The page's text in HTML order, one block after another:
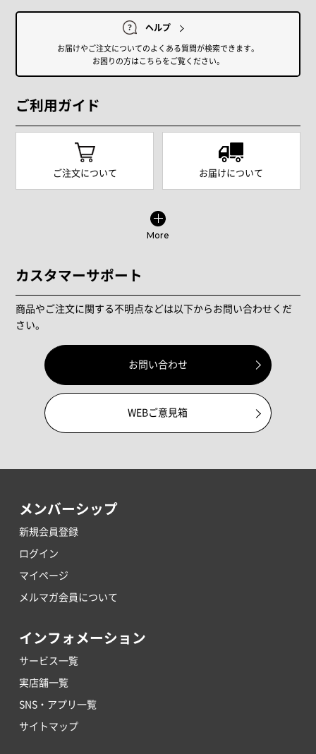
ヘルプ
お届けやご注文についてのよくある質問が検索できます。
お困りの方はこちらをご覧ください。
ご利用ガイド
ご注文について お届けについて
More
カスタマーサポート
商品やご注文に関する不明点などは以下からお問い合わせくだ
さい。
お問い合わせ
WEBご意見箱
メンバーシップ
新規会員登録
ログイン
マイページ
メルマガ会員について
インフォメーション
サービス一覧
実店舗一覧
SNS・アプリ一覧
サイトマップ